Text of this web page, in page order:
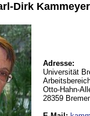
Dirk
Adresse:
Universität
Otto-Hahn-
28359